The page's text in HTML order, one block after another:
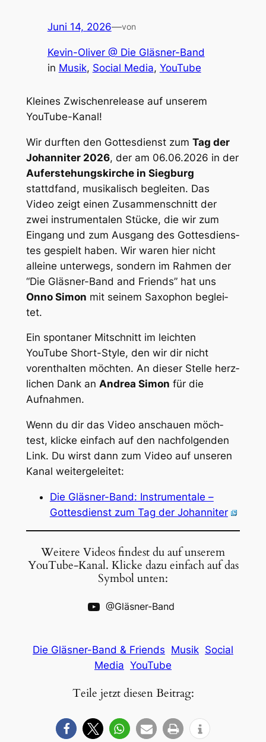
Juni 14, 2026—von
Kevin-Oliver @ Die Gläsner-Band
in Musik, Social Media, YouTube
Klei­nes Zwischen­re­lease auf unse­rem
YouTube-Kanal!
Wir durf­ten den Gottes­dienst zum Tag der
Johan­ni­ter 2026, der am 06.06.2026 in der
Aufer­ste­hungs­kir­che in Sieg­burg
stattdfand, musi­ka­lisch beglei­ten. Das
Video zeigt einen Zusam­men­schnitt der
zwei instru­men­ta­len Stücke, die wir zum
Eingang und zum Ausgang des Gottes­diens­
tes gespielt haben. Wir waren hier nicht
allei­ne unter­wegs, sondern im Rahmen der
“Die Gläs­ner-Band and Friends” hat uns
Onno Simon mit seinem Saxo­phon beglei­
tet.
Ein spon­ta­ner Mitschnitt im leich­ten
YouTube Short-Style, den wir dir nicht
vorent­hal­ten möch­ten. An dieser Stel­le herz­
li­chen Dank an Andrea Simon für die
Aufnah­men.
Wenn du dir das Video anschau­en möch­
test, klicke einfach auf den nach­fol­gen­den
Link. Du wirst dann zum Video auf unse­ren
Kanal weiter­ge­lei­tet:
Die Gläs­ner-Band: Instru­men­ta­le –
Gottes­dienst zum Tag der Johan­ni­ter
Weite­re Vide­os findest du auf unse­rem
YouTube-Kanal. Klicke dazu einfach auf das
Symbol unten:
@Gläsner-Band
Die Gläsner-Band & Friends Musik Social
Media YouTube
Teile jetzt diesen Beitrag: